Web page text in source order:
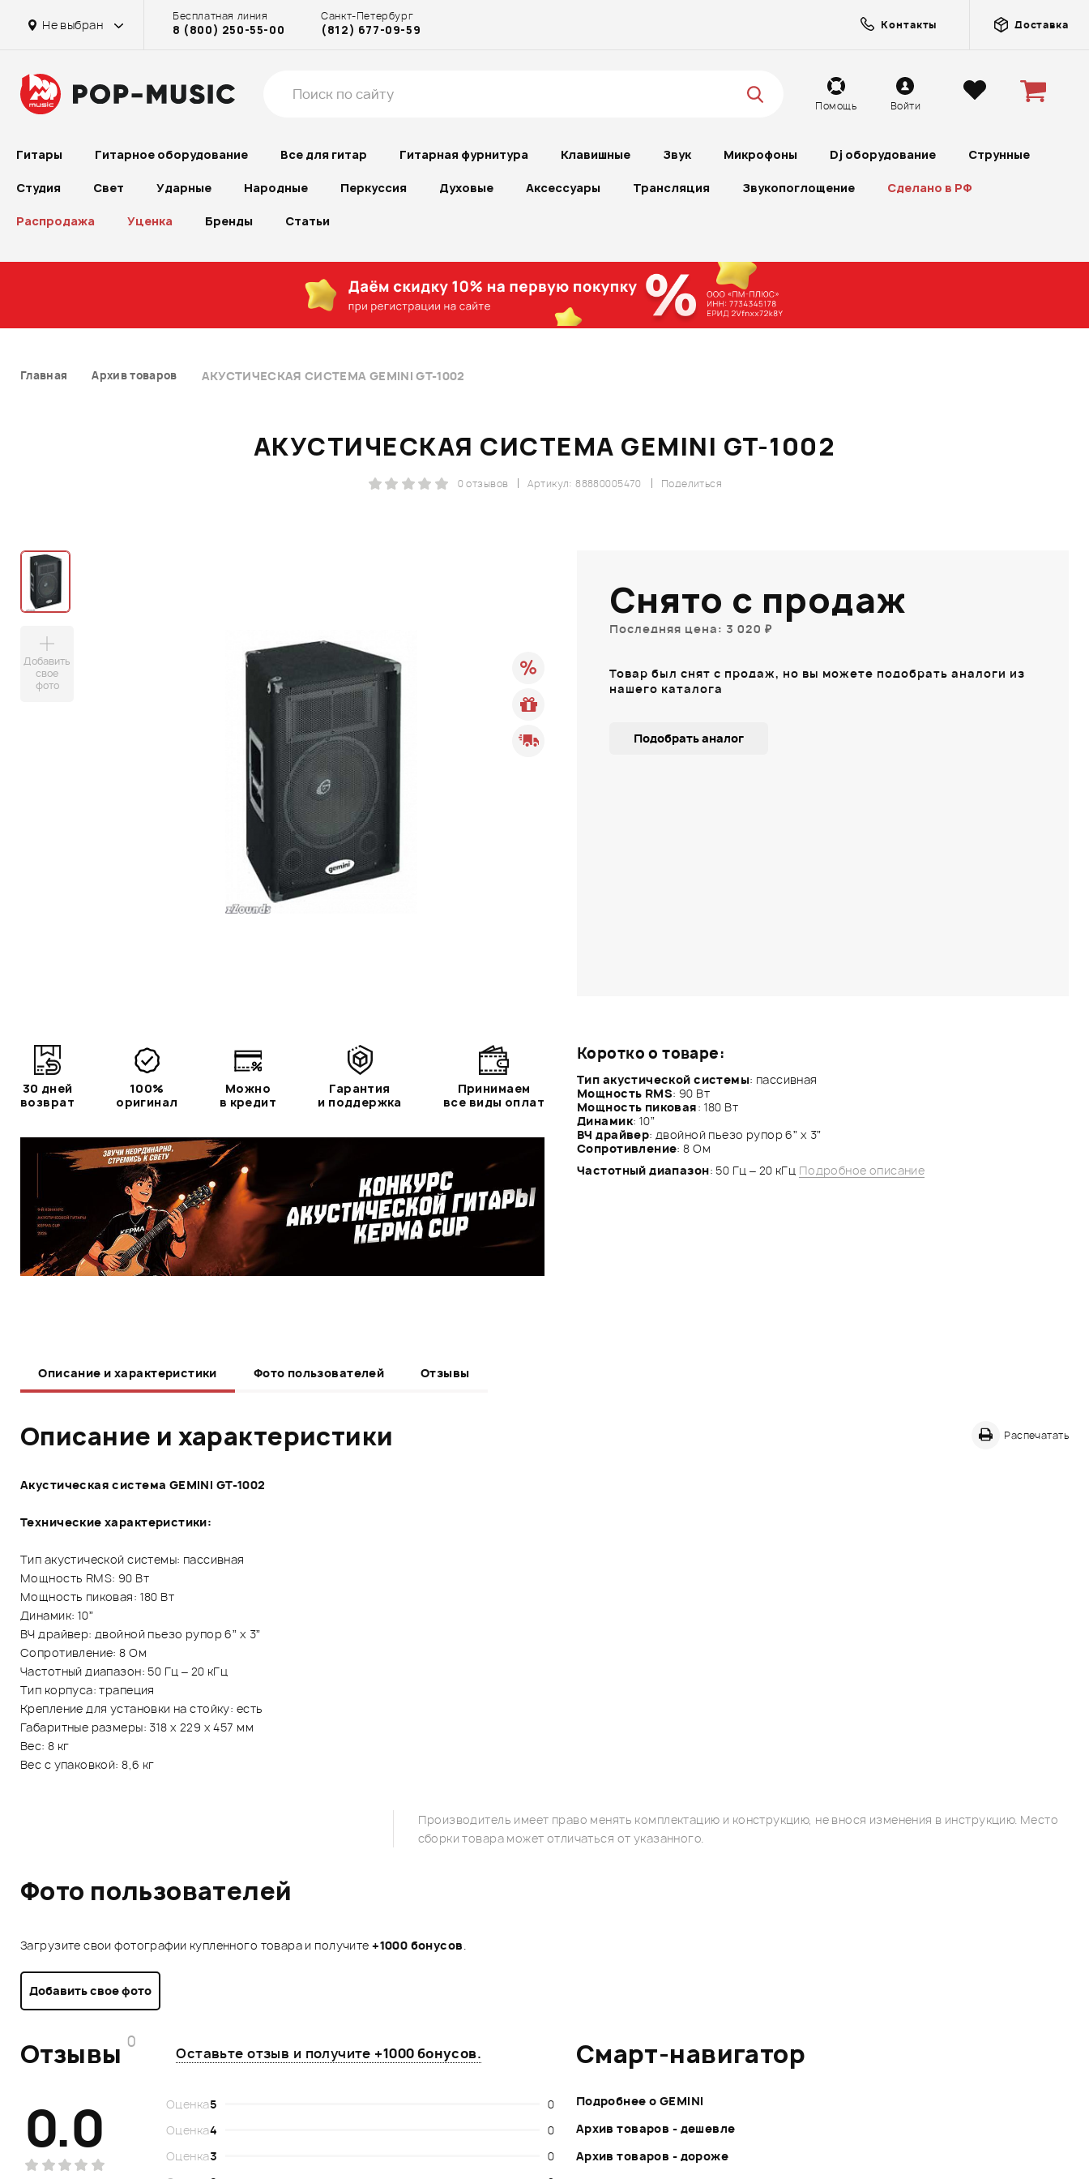
Не выбран
Бесплатная линия
8 (800) 250-55-00
Санкт-Петербург
(812) 677-09-59 Контакты Доставка
Помощь Войти
Гитары Гитарное оборудование Все для гитар Гитарная фурнитура Клавишные Звук Микрофоны Dj оборудование Струнные
Студия Свет Ударные Народные Перкуссия Духовые Аксессуары Трансляция Звукопоглощение Сделано в РФ
Распродажа Уценка Бренды Статьи
Главная Архив товаров АКУСТИЧЕСКАЯ СИСТЕМА GEMINI GT-1002
АКУСТИЧЕСКАЯ СИСТЕМА GEMINI GT-1002
Поделиться
Артикул: 88880005470
0 отзывов
Добавить
свое
фото
Коротко о товаре:
Тип акустической системы: пассивная
Мощность RMS: 90 Вт
Мощность пиковая: 180 Вт
Динамик: 10”
ВЧ драйвер: двойной пьезо рупор 6” x 3”
Сопротивление: 8 Ом
Частотный диапазон: 50 Гц – 20 кГц Подробное описание
Снято с продаж
Последняя цена: 3 020 ₽
Товар был снят с продаж, но вы можете подобрать аналоги из
нашего каталога
Подобрать аналог
30 дней
возврат
100%
оригинал
Можно
в кредит
Гарантия
и поддержка
Принимаем
все виды оплат
Описание и характеристики Фото пользователей Отзывы
Описание и характеристики Распечатать
Акустическая система GEMINI GT-1002
Технические характеристики:
Тип акустической системы: пассивная
Мощность RMS: 90 Вт
Мощность пиковая: 180 Вт
Динамик: 10”
ВЧ драйвер: двойной пьезо рупор 6” x 3”
Сопротивление: 8 Ом
Частотный диапазон: 50 Гц – 20 кГц
Тип корпуса: трапеция
Крепление для установки на стойку: есть
Габаритные размеры: 318 х 229 х 457 мм
Вес: 8 кг
Вес с упаковкой: 8,6 кг
Производитель имеет право менять комплектацию и конструкцию, не внося изменения в инструкцию. Место
сборки товара может отличаться от указанного.
Фото пользователей
Загрузите свои фотографии купленного товара и получите+1000 бонусов.
Добавить свое фото
Отзывы 0
Оставьте отзыв и получите +1000 бонусов.
0.0 Оценка5
0
Оценка4
0
Оценка3
0
Смарт-навигатор
Подробнее о GEMINI
Архив товаров - дешевле
Архив товаров - дороже